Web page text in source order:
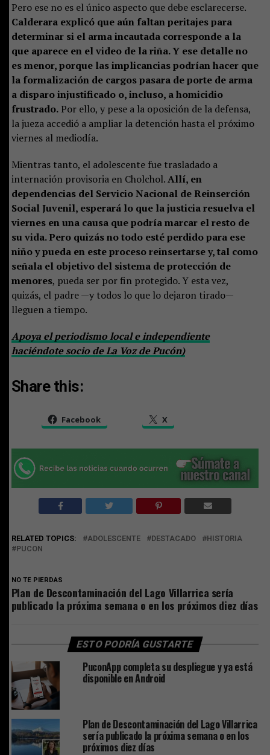
Pero ese no es el único aspecto que debe esclarecerse.
Calderara explicó que aún faltan peritajes para
determinar si el arma incautada corresponde a la
que aparece en el video de la riña. Y ese detalle no
es menor, porque las implicancias podrían hacer que
la formalización de cargos pasara de porte de arma
a disparo injustificado o, incluso, a homicidio
frustrado.Por ello, y pese a la oposición de la defensa,
la jueza accedió a ampliar la detención hasta el próximo
viernes al mediodía.
Mientras tanto, el adolescente fue trasladado a
internación provisoria en Cholchol.Allí, en
dependencias del Servicio Nacional de Reinserción
Social Juvenil, esperará lo que la justicia resuelva el
viernes en una causa que podría marcar el resto de
su vida. Pero quizás no todo esté perdido para ese
niño y pueda en este proceso reinsertarse y, tal como
señala el objetivo del sistema de protección de
menores, pueda ser por fin protegido. Y esta vez,
quizás, el padre —y todos lo que lo dejaron tirado—
lleguen a tiempo.
Apoya el periodismo local e independiente
haciéndote socio de La Voz de Pucón)
Share this:
Facebook X
RELATED TOPICS: ADOLESCENTE DESTACADO
HISTORIA
PUCON
NO TE PIERDAS
Plan de Descontaminación del Lago Villarrica sería
publicado la próxima semana o en los próximos diez días
ESTO PODRÍA GUSTARTE
PuconApp completa su despliegue y ya está
disponible en Android
Plan de Descontaminación del Lago Villarrica
sería publicado la próxima semana o en los
próximos diez días